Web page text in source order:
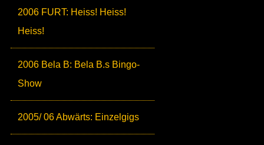
2006 FURT: Heiss! Heiss!
Heiss!
2006 Bela B: Bela B.s Bingo-
Show
2005/ 06 Abwärts: Einzelgigs